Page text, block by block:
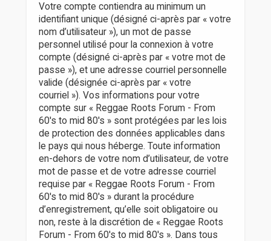
Votre compte contiendra au minimum un
identifiant unique (désigné ci-après par « votre
nom d’utilisateur »), un mot de passe
personnel utilisé pour la connexion à votre
compte (désigné ci-après par « votre mot de
passe »), et une adresse courriel personnelle
valide (désignée ci-après par « votre
courriel »). Vos informations pour votre
compte sur « Reggae Roots Forum - From
60's to mid 80's » sont protégées par les lois
de protection des données applicables dans
le pays qui nous héberge. Toute information
en-dehors de votre nom d’utilisateur, de votre
mot de passe et de votre adresse courriel
requise par « Reggae Roots Forum - From
60's to mid 80's » durant la procédure
d’enregistrement, qu’elle soit obligatoire ou
non, reste à la discrétion de « Reggae Roots
Forum - From 60's to mid 80's ». Dans tous